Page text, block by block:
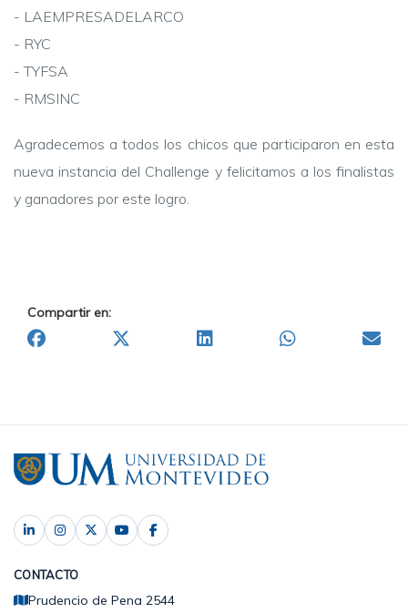
- LAEMPRESADELARCO
- RYC
- TYFSA
- RMSINC
Agradecemos a todos los chicos que participaron en esta
nueva instancia del Challenge y felicitamos a los finalistas
y ganadores por este logro.
Compartir en:
CONTACTO
Prudencio de Pena 2544